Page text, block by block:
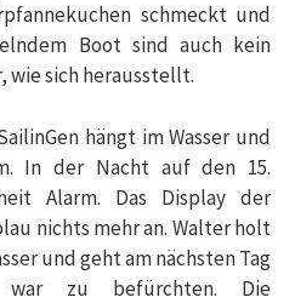
schmeckt und
Boot sind auch kein
wie sich herausstellt.
hängt im Wasser und
In der Nacht auf den 15.
Alarm. Das Display der
nichts mehr an. Walter holt
und geht am nächsten Tag
war zu befürchten. Die